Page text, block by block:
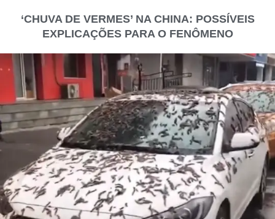
‘CHUVA DE VERMES’ NA CHINA: POSSÍVEIS
EXPLICAÇÕES PARA O FENÔMENO